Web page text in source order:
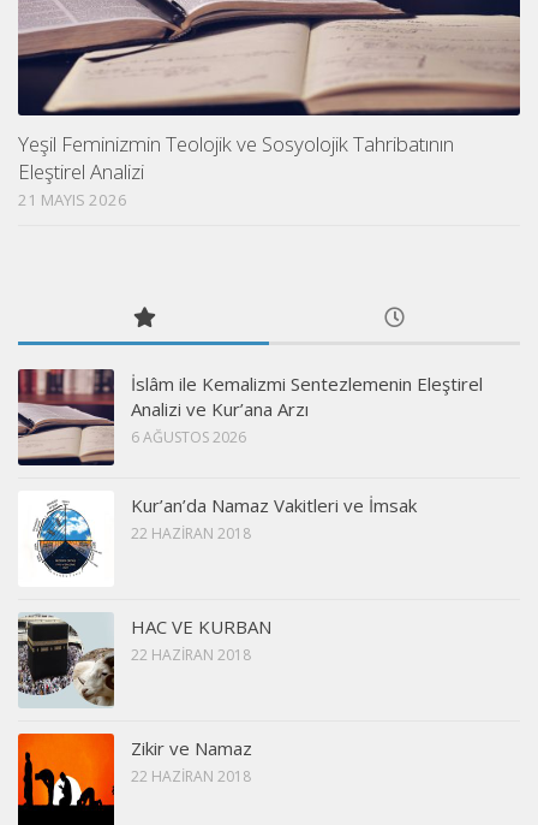
Yeşil Feminizmin Teolojik ve Sosyolojik Tahribatının
Eleştirel Analizi
21 MAYIS 2026
İslâm ile Kemalizmi Sentezlemenin Eleştirel
Analizi ve Kur’ana Arzı
6 AĞUSTOS 2026
Kur’an’da Namaz Vakitleri ve İmsak
22 HAZIRAN 2018
HAC VE KURBAN
22 HAZIRAN 2018
Zikir ve Namaz
22 HAZIRAN 2018